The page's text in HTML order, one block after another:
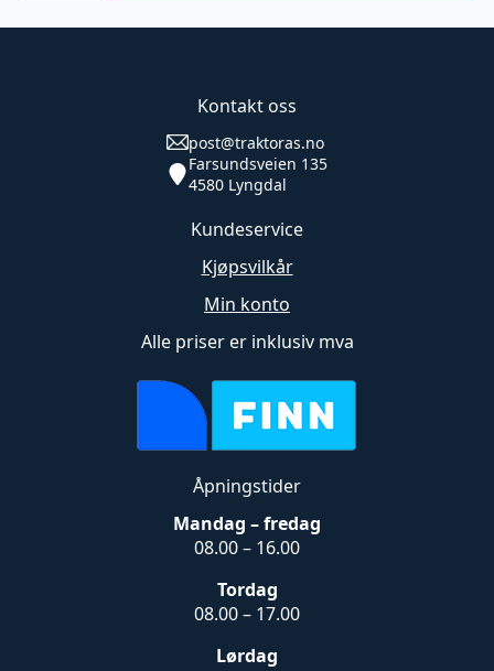
LITER
Kontakt oss
post@traktoras.no
Farsundsveien 135
4580 Lyngdal
Kundeservice
Kjøpsvilkår
Min konto
Alle priser er inklusiv mva
Åpningstider
Mandag – fredag
08.00 – 16.00
Tordag
08.00 – 17.00
Lørdag